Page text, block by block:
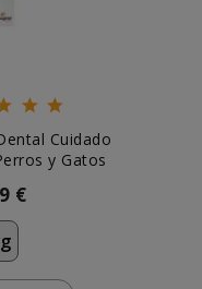
Cuidado
y Gatos
€